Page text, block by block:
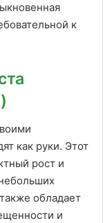
к
как руки. Этот
рост и
обладает
и